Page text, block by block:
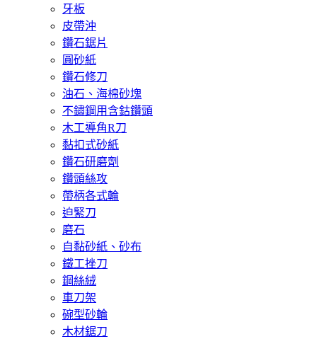
牙板
皮帶沖
鑽石鋸片
圓砂紙
鑽石修刀
油石、海棉砂塊
不鏽鋼用含鈷鑽頭
木工導角R刀
黏扣式砂紙
鑽石研磨劑
鑽頭絲攻
帶柄各式輪
迫緊刀
磨石
自黏砂紙、砂布
鐵工挫刀
鋼絲絨
車刀架
碗型砂輪
木材鋸刀